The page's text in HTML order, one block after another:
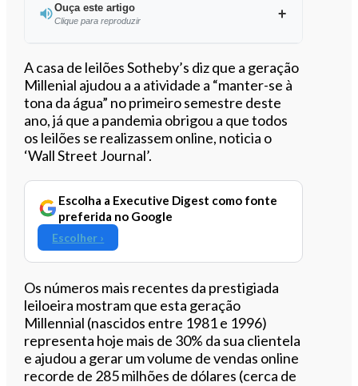
Ouça este artigo
Clique para reproduzir
Ouvir este artigo
A casa de leilões Sotheby’s diz que a geração
Millenial ajudou a a atividade a “manter-se à
tona da água” no primeiro semestre deste
ano, já que a pandemia obrigou a que todos
os leilões se realizassem online, noticia o
‘Wall Street Journal’.
Escolha a Executive Digest como fonte
preferida no Google
Escolher ›
Os números mais recentes da prestigiada
leiloeira mostram que esta geração
Millennial (nascidos entre 1981 e 1996)
representa hoje mais de 30% da sua clientela
e ajudou a gerar um volume de vendas online
recorde de 285 milhões de dólares (cerca de